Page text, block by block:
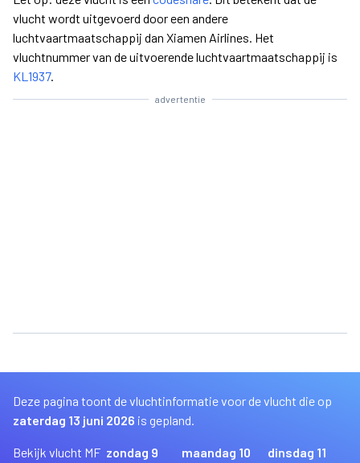
vlucht wordt uitgevoerd door een andere
luchtvaartmaatschappij dan Xiamen Airlines. Het
vluchtnummer van de uitvoerende luchtvaartmaatschappij is
KL1937.
advertentie
Deze pagina toont de vluchtinformatie voor de vlucht die op
zaterdag 13 juni 2026 is gepland.
Bekijk vlucht MF zondag 9
maandag 10
dinsdag 11